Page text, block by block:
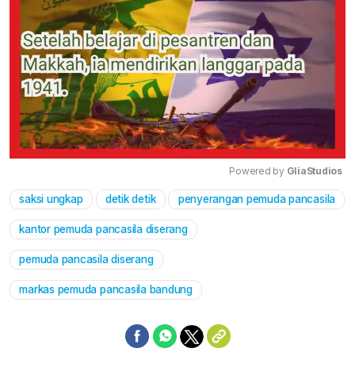
Mute
Powered by GliaStudios
saksi ungkap detik detik penyerangan pemuda pancasila
kantor pemuda pancasila diserang
pemuda pancasila diserang
markas pemuda pancasila bandung